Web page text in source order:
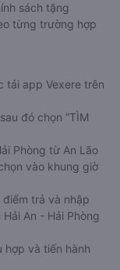
sách tặng
từng trường hợp
tải app Vexere trên
đó chọn “TÌM
Phòng từ An Lão
vào khung giờ
trả và nhập
An - Hải Phòng
hợp và tiến hành